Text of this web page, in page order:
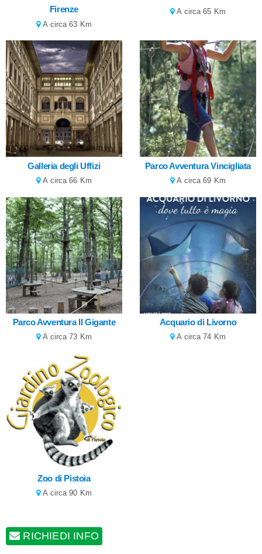
Firenze
A circa 63 Km
A circa 65 Km
Galleria degli Uffizi
A circa 66 Km
Parco Avventura Vincigliata
A circa 69 Km
Parco Avventura Il Gigante
A circa 73 Km
Acquario di Livorno
A circa 74 Km
Zoo di Pistoia
A circa 90 Km
RICHIEDI INFO